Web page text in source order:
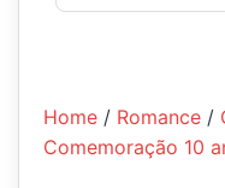
Home / Romance /
Comemoração 10